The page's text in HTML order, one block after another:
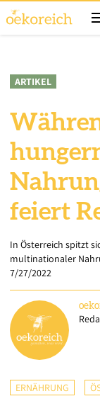
ARTIKEL
feiert
In Österreich spitzt
multinationaler
7/27/2022
ERNÄHRUNG